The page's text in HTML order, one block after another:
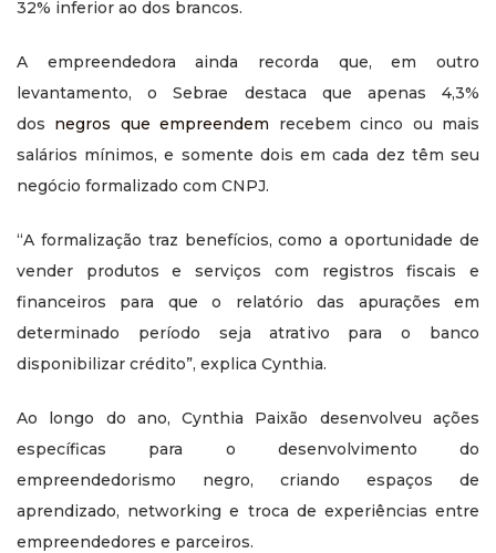
32% inferior ao dos brancos.
A empreendedora ainda recorda que, em outro
levantamento, o Sebrae destaca que apenas 4,3%
dos negros que empreendem recebem cinco ou mais
salários mínimos, e somente dois em cada dez têm seu
negócio formalizado com CNPJ.
“A formalização traz benefícios, como a oportunidade de
vender produtos e serviços com registros fiscais e
financeiros para que o relatório das apurações em
determinado período seja atrativo para o banco
disponibilizar crédito”, explica Cynthia.
Ao longo do ano, Cynthia Paixão desenvolveu ações
específicas para o desenvolvimento do
empreendedorismo negro, criando espaços de
aprendizado, networking e troca de experiências entre
empreendedores e parceiros.